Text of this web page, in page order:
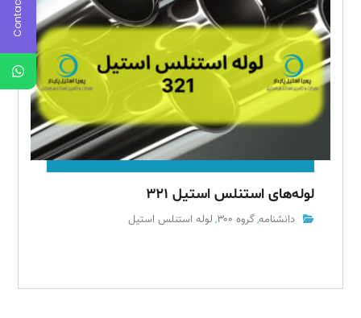
لوله‌های استنلس استیل ۳۲۱
دانشنامه,گروه ۳۰۰ , لوله استنلس استیل